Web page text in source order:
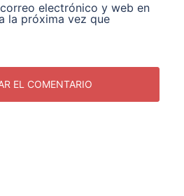
electrónico y web en
la próxima vez que